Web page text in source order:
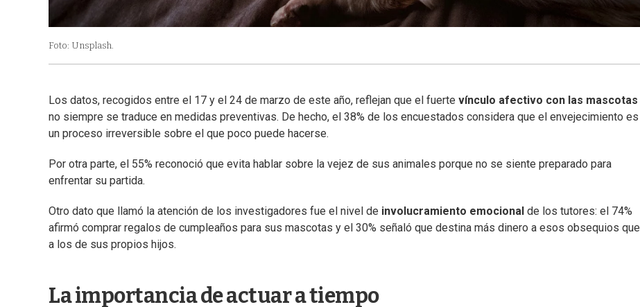
Foto: Unsplash.
Los datos, recogidos entre el 17 y el 24 de marzo de este año, reflejan que el fuerte vínculo afectivo con las mascotas
no siempre se traduce en medidas preventivas. De hecho, el 38% de los encuestados considera que el envejecimiento es
un proceso irreversible sobre el que poco puede hacerse.
Por otra parte, el 55% reconoció que evita hablar sobre la vejez de sus animales porque no se siente preparado para
enfrentar su partida.
Otro dato que llamó la atención de los investigadores fue el nivel de involucramiento emocional de los tutores: el 74%
afirmó comprar regalos de cumpleaños para sus mascotas y el 30% señaló que destina más dinero a esos obsequios que
a los de sus propios hijos.
La importancia de actuar a tiempo